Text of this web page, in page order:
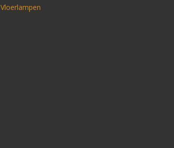
Vloerlampen